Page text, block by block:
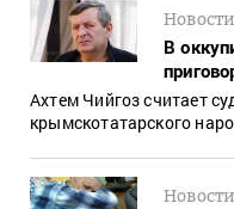
Новости
В
Ахтем Чийгоз считает
крымскотатарского
Новости